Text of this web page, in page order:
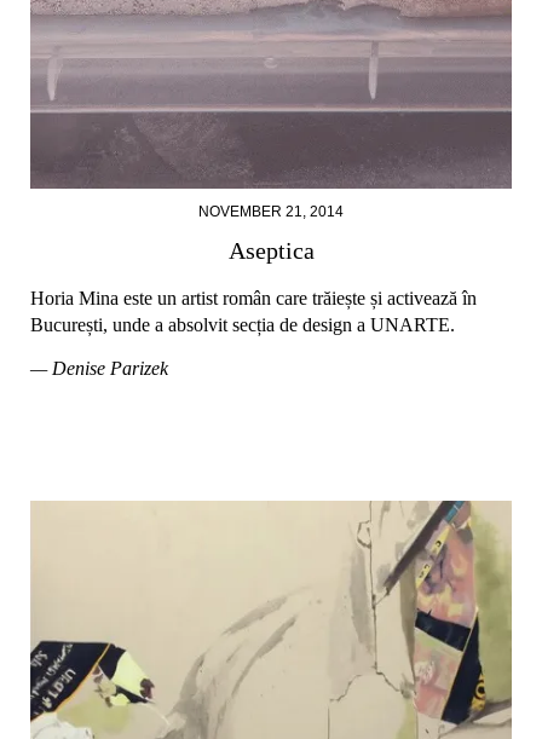
NOVEMBER 21, 2014
Aseptica
Horia Mina este un artist român care trăiește și activează în
București, unde a absolvit secția de design a UNARTE.
— Denise Parizek